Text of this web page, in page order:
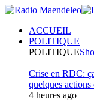
ACCUEIL
POLITIQUE
POLITIQUE
Crise en RDC:
quelques actions
4 heures ago